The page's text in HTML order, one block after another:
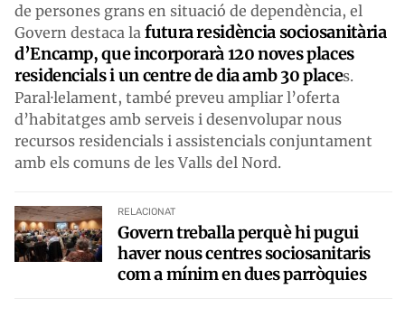
de persones grans en situació de dependència, el
Govern destaca la futura residència sociosanitària
d’Encamp, que incorporarà 120 noves places
residencials i un centre de dia amb 30 places.
Paral·lelament, també preveu ampliar l’oferta
d’habitatges amb serveis i desenvolupar nous
recursos residencials i assistencials conjuntament
amb els comuns de les Valls del Nord.
RELACIONAT
Govern treballa perquè hi pugui
haver nous centres sociosanitaris
com a mínim en dues parròquies